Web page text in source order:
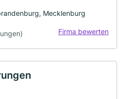
Mecklenburg
Firma bewerten